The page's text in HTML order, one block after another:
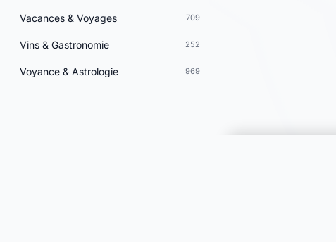
Vacances & Voyages 709
Vins & Gastronomie 252
Voyance & Astrologie 969